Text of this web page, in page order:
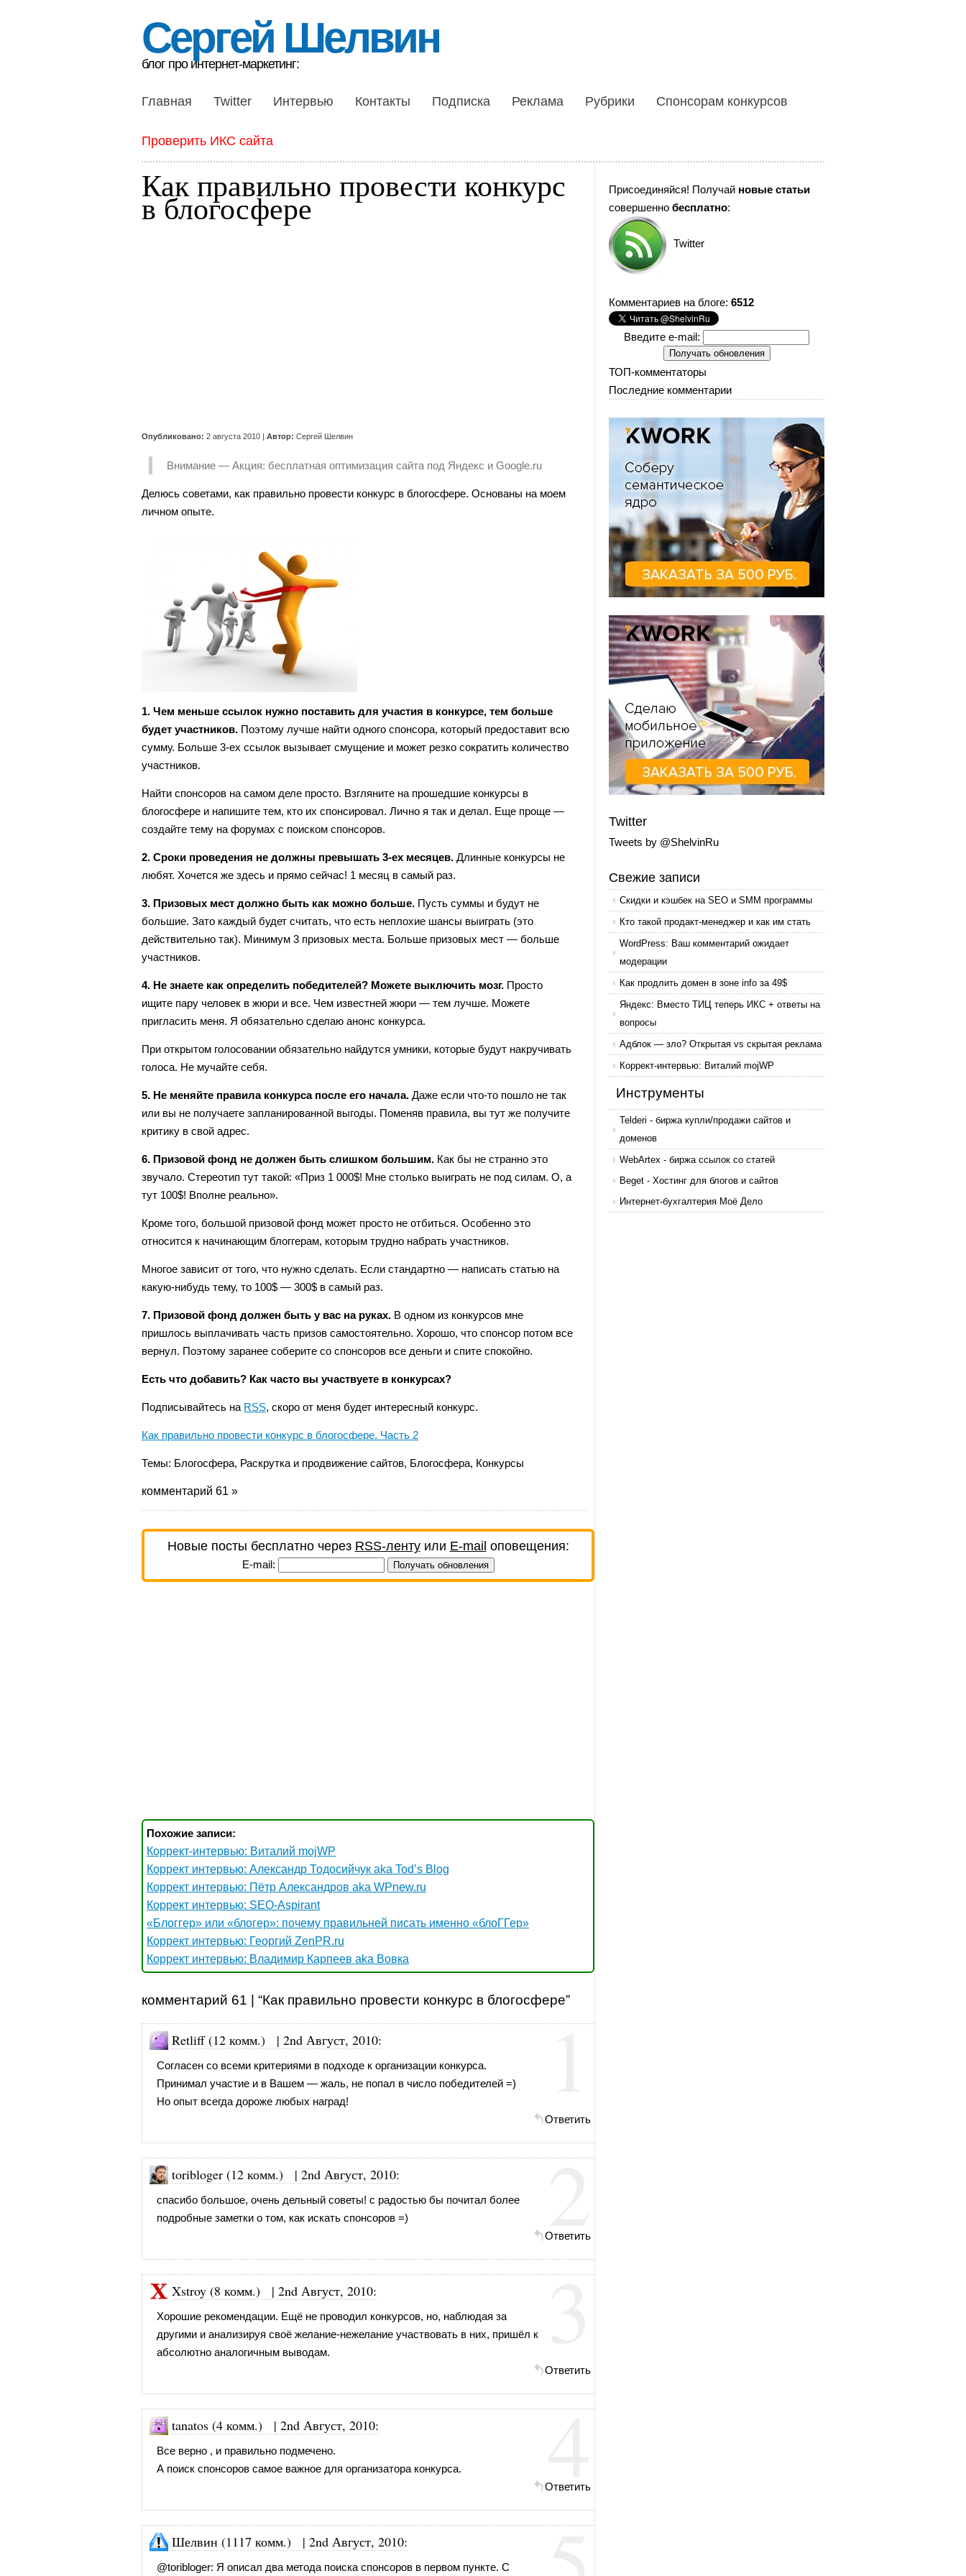
Сергей Шелвин
блог про интернет-маркетинг:
Главная Twitter Интервью Контакты Подписка Реклама Рубрики Спонсорам конкурсов
Проверить ИКС сайта
Как правильно провести конкурс
в блогосфере
Опубликовано: 2 августа 2010 | Автор: Сергей Шелвин
Внимание — Акция: бесплатная оптимизация сайта под Яндекс и Google.ru
Делюсь советами, как правильно провести конкурс в блогосфере. Основаны на моем
личном опыте.
1. Чем меньше ссылок нужно поставить для участия в конкурсе, тем больше
будет участников. Поэтому лучше найти одного спонсора, который предоставит всю
сумму. Больше 3-ех ссылок вызывает смущение и может резко сократить количество
участников.
Найти спонсоров на самом деле просто. Взгляните на прошедшие конкурсы в
блогосфере и напишите тем, кто их спонсировал. Лично я так и делал. Еще проще —
создайте тему на форумах с поиском спонсоров.
2. Сроки проведения не должны превышать 3-ех месяцев. Длинные конкурсы не
любят. Хочется же здесь и прямо сейчас! 1 месяц в самый раз.
3. Призовых мест должно быть как можно больше. Пусть суммы и будут не
большие. Зато каждый будет считать, что есть неплохие шансы выиграть (это
действительно так). Минимум 3 призовых места. Больше призовых мест — больше
участников.
4. Не знаете как определить победителей? Можете выключить мозг. Просто
ищите пару человек в жюри и все. Чем известней жюри — тем лучше. Можете
пригласить меня. Я обязательно сделаю анонс конкурса.
При открытом голосовании обязательно найдутся умники, которые будут накручивать
голоса. Не мучайте себя.
5. Не меняйте правила конкурса после его начала. Даже если что-то пошло не так
или вы не получаете запланированной выгоды. Поменяв правила, вы тут же получите
критику в свой адрес.
6. Призовой фонд не должен быть слишком большим. Как бы не странно это
звучало. Стереотип тут такой: «Приз 1 000$! Мне столько выиграть не под силам. О, а
тут 100$! Вполне реально».
Кроме того, большой призовой фонд может просто не отбиться. Особенно это
относится к начинающим блоггерам, которым трудно набрать участников.
Многое зависит от того, что нужно сделать. Если стандартно — написать статью на
какую-нибудь тему, то 100$ — 300$ в самый раз.
7. Призовой фонд должен быть у вас на руках. В одном из конкурсов мне
пришлось выплачивать часть призов самостоятельно. Хорошо, что спонсор потом все
вернул. Поэтому заранее соберите со спонсоров все деньги и спите спокойно.
Есть что добавить? Как часто вы участвуете в конкурсах?
Подписывайтесь на RSS, скоро от меня будет интересный конкурс.
Как правильно провести конкурс в блогосфере. Часть 2
Темы: Блогосфера, Раскрутка и продвижение сайтов, Блогосфера, Конкурсы
комментарий 61 »
Новые посты бесплатно через RSS-лентуили E-mail оповещения:
E-mail:
Похожие записи:
Коррект-интервью: Виталий mojWP
Коррект интервью: Александр Тодосийчук aka Tod’s Blog
Коррект интервью: Пётр Александров aka WPnew.ru
Коррект интервью: SEO-Aspirant
«Блоггер» или «блогер»: почему правильней писать именно «блоГГер»
Коррект интервью: Георгий ZenPR.ru
Коррект интервью: Владимир Карпеев aka Вовка
комментарий 61 | “Как правильно провести конкурс в блогосфере”
1
Retliff (12 комм.) | 2nd Август, 2010:
Согласен со всеми критериями в подходе к организации конкурса.
Принимал участие и в Вашем — жаль, не попал в число победителей =)
Но опыт всегда дороже любых наград!
Ответить
2
toribloger (12 комм.) | 2nd Август, 2010:
спасибо большое, очень дельный советы! с радостью бы почитал более
подробные заметки о том, как искать спонсоров =)
Ответить
3
Xstroy (8 комм.) | 2nd Август, 2010:
Хорошие рекомендации. Ещё не проводил конкурсов, но, наблюдая за
другими и анализируя своё желание-нежелание участвовать в них, пришёл к
абсолютно аналогичным выводам.
Ответить
4
tanatos (4 комм.) | 2nd Август, 2010:
Все верно , и правильно подмечено.
А поиск спонсоров самое важное для организатора конкурса.
Ответить
Шелвин (1117 комм.) | 2nd Август, 2010:
@toribloger: Я описал два метода поиска спонсоров в первом пункте. С
Присоединяйся! Получай новые статьи
совершенно бесплатно:
Twitter
Комментариев на блоге: 6512
Введите e-mail:
ТОП-комментаторы
Последние комментарии
Twitter
Tweets by @ShelvinRu
Свежие записи
Скидки и кэшбек на SEO и SMM программы
Кто такой продакт-менеджер и как им стать
WordPress: Ваш комментарий ожидает
модерации
Как продлить домен в зоне info за 49$
Яндекс: Вместо ТИЦ теперь ИКС + ответы на
вопросы
Адблок — зло? Открытая vs скрытая реклама
Коррект-интервью: Виталий mojWP
Инструменты
Telderi - биржа купли/продажи сайтов и
доменов
WebArtex - биржа ссылок со статей
Beget - Хостинг для блогов и сайтов
Интернет-бухгалтерия Моё Дело